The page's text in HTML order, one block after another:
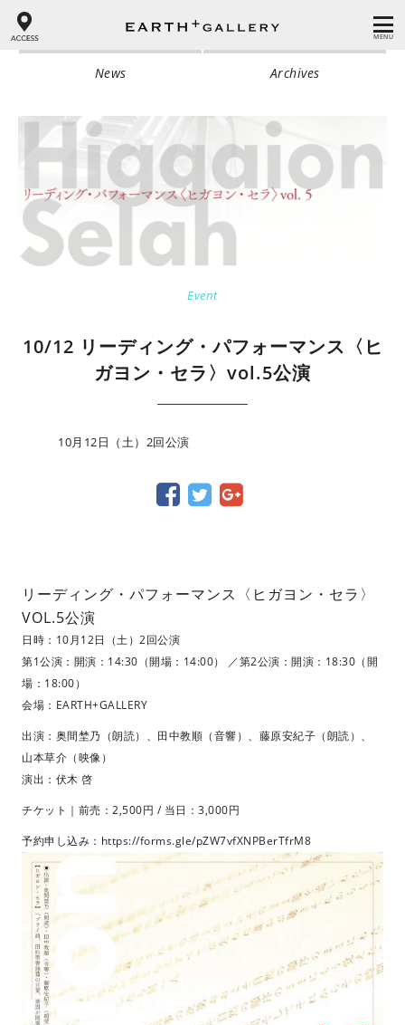
MENU
News Archives
Event
10/12 リーディング・パフォーマンス〈ヒ
ガヨン・セラ〉vol.5公演
10月12日（土）2回公演
リーディング・パフォーマンス〈ヒガヨン・セラ〉
VOL.5公演
日時：10月12日（土）2回公演
第1公演：開演：14:30（開場：14:00） ／第2公演：開演：18:30（開
場：18:00）
会場：EARTH+GALLERY
出演：奥間埜乃（朗読）、田中教順（音響）、藤原安紀子（朗読）、
山本草介（映像）
演出：伏木 啓
チケット｜前売：2,500円 / 当日：3,000円
予約申し込み： https://forms.gle/pZW7vfXNPBerTfrM8